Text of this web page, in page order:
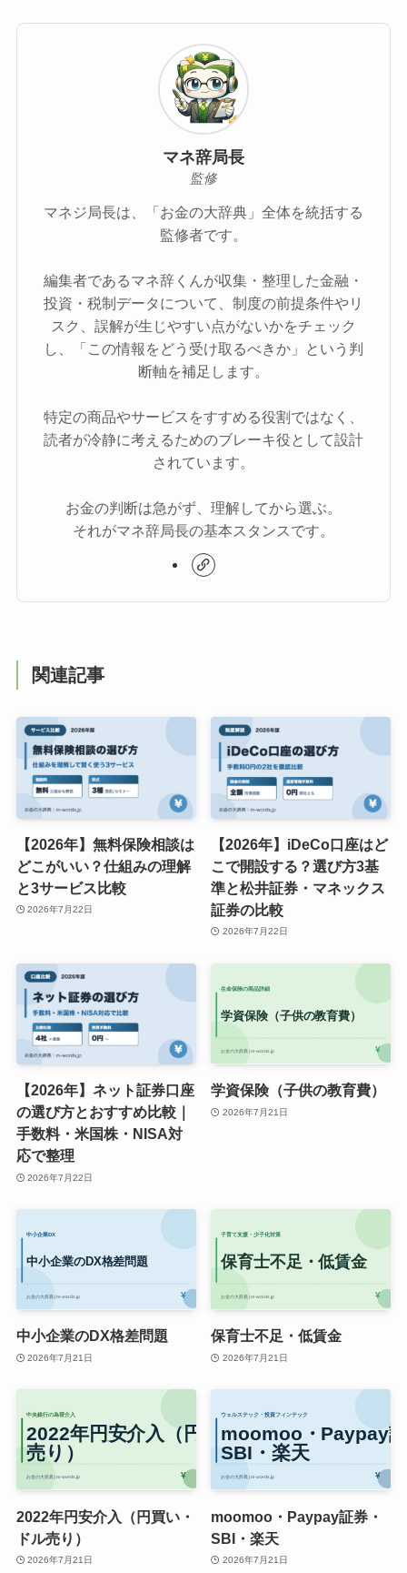
マネ辞局長
監修
マネジ局長は、「お金の大辞典」全体を統括する
監修者です。
編集者であるマネ辞くんが収集・整理した金融・
投資・税制データについて、制度の前提条件やリ
スク、誤解が生じやすい点がないかをチェック
し、「この情報をどう受け取るべきか」という判
断軸を補足します。
特定の商品やサービスをすすめる役割ではなく、
読者が冷静に考えるためのブレーキ役として設計
されています。
お金の判断は急がず、理解してから選ぶ。
それがマネ辞局長の基本スタンスです。
関連記事
【2026年】無料保険相談は
どこがいい？仕組みの理解
と3サービス比較
2026年7月22日
【2026年】iDeCo口座はど
こで開設する？選び方3基
準と松井証券・マネックス
証券の比較
2026年7月22日
【2026年】ネット証券口座
の選び方とおすすめ比較｜
手数料・米国株・NISA対
応で整理
2026年7月22日
学資保険（子供の教育費）
2026年7月21日
中小企業のDX格差問題
2026年7月21日
保育士不足・低賃金
2026年7月21日
2022年円安介入（円買い・
ドル売り）
2026年7月21日
moomoo・Paypay証券・
SBI・楽天
2026年7月21日